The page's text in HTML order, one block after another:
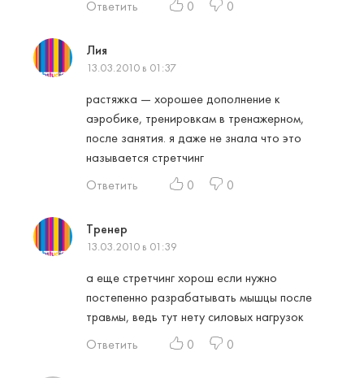
Ответить
0 0
Лия
13.03.2010 в 01:37
растяжка — хорошее дополнение к
аэробике, тренировкам в тренажерном,
после занятия. я даже не знала что это
называется стретчинг
Ответить
0 0
Тренер
13.03.2010 в 01:39
а еще стретчинг хорош если нужно
постепенно разрабатывать мышцы после
травмы, ведь тут нету силовых нагрузок
Ответить
0 0